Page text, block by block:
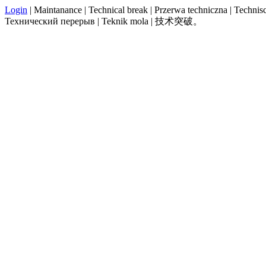
Login | Maintanance | Technical break | Przerwa techniczna |
Технический перерыв | Teknik mola | 技术突破。